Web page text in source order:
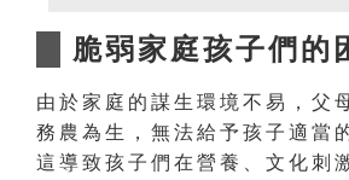
脆弱家庭孩子們的
由於家庭的謀生環境不易，父
務農為生，無法給予孩子適當
這導致孩子們在營養、文化刺